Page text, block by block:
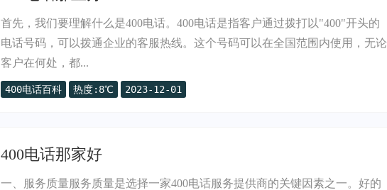
首先，我们要理解什么是400电话。400电话是指客户通过拨打以"400"开头的
电话号码，可以拨通企业的客服热线。这个号码可以在全国范围内使用，无论
客户在何处，都...
400电话百科 热度:8℃ 2023-12-01
400电话那家好
一、服务质量服务质量是选择一家400电话服务提供商的关键因素之一。好的